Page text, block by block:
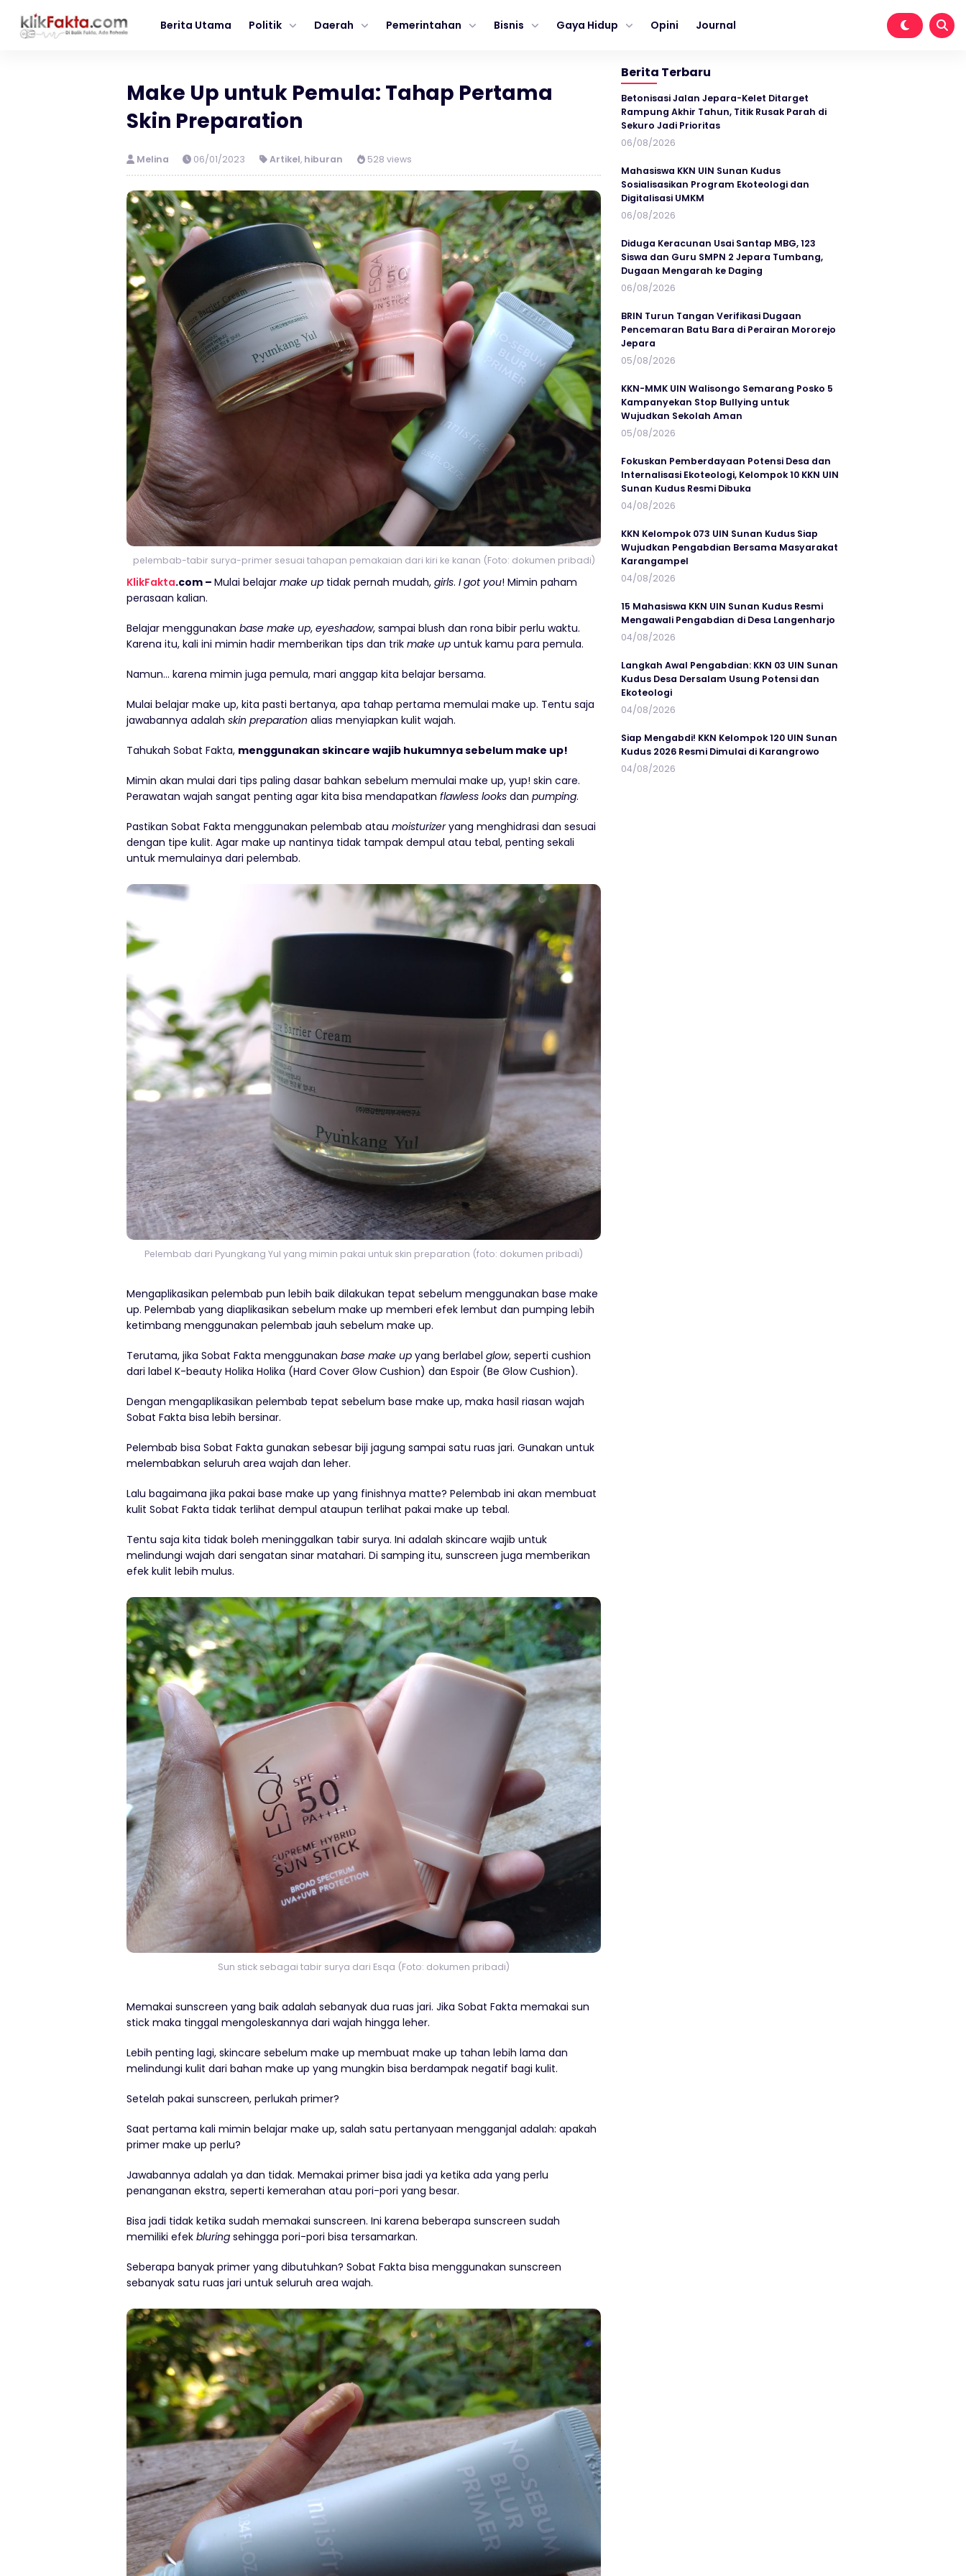
Berita Utama Politik Daerah Pemerintahan Bisnis Gaya Hidup Opini Journal
Make Up untuk Pemula: Tahap Pertama
Skin Preparation
Melina 06/01/2023 Artikel, hiburan 528 views
pelembab-tabir surya-primer sesuai tahapan pemakaian dari kiri ke kanan (Foto: dokumen pribadi)
KlikFakta.com – Mulai belajar make up tidak pernah mudah, girls. I got you! Mimin paham
perasaan kalian.
Belajar menggunakan base make up, eyeshadow, sampai blush dan rona bibir perlu waktu.
Karena itu, kali ini mimin hadir memberikan tips dan trik make up untuk kamu para pemula.
Namun… karena mimin juga pemula, mari anggap kita belajar bersama.
Mulai belajar make up, kita pasti bertanya, apa tahap pertama memulai make up. Tentu saja
jawabannya adalah skin preparation alias menyiapkan kulit wajah.
Tahukah Sobat Fakta, menggunakan skincare wajib hukumnya sebelum make up!
Mimin akan mulai dari tips paling dasar bahkan sebelum memulai make up, yup! skin care.
Perawatan wajah sangat penting agar kita bisa mendapatkan flawless looks dan pumping.
Pastikan Sobat Fakta menggunakan pelembab atau moisturizeryang menghidrasi dan sesuai
dengan tipe kulit. Agar make up nantinya tidak tampak dempul atau tebal, penting sekali
untuk memulainya dari pelembab.
Pelembab dari Pyungkang Yul yang mimin pakai untuk skin preparation (foto: dokumen pribadi)
Mengaplikasikan pelembab pun lebih baik dilakukan tepat sebelum menggunakan base make
up. Pelembab yang diaplikasikan sebelum make up memberi efek lembut dan pumping lebih
ketimbang menggunakan pelembab jauh sebelum make up.
Terutama, jika Sobat Fakta menggunakan base make up yang berlabel glow, seperti cushion
dari label K-beauty Holika Holika (Hard Cover Glow Cushion) dan Espoir (Be Glow Cushion).
Dengan mengaplikasikan pelembab tepat sebelum base make up, maka hasil riasan wajah
Sobat Fakta bisa lebih bersinar.
Pelembab bisa Sobat Fakta gunakan sebesar biji jagung sampai satu ruas jari. Gunakan untuk
melembabkan seluruh area wajah dan leher.
Lalu bagaimana jika pakai base make up yang finishnya matte? Pelembab ini akan membuat
kulit Sobat Fakta tidak terlihat dempul ataupun terlihat pakai make up tebal.
Tentu saja kita tidak boleh meninggalkan tabir surya. Ini adalah skincare wajib untuk
melindungi wajah dari sengatan sinar matahari. Di samping itu, sunscreen juga memberikan
efek kulit lebih mulus.
Sun stick sebagai tabir surya dari Esqa (Foto: dokumen pribadi)
Memakai sunscreen yang baik adalah sebanyak dua ruas jari. Jika Sobat Fakta memakai sun
stick maka tinggal mengoleskannya dari wajah hingga leher.
Lebih penting lagi, skincare sebelum make up membuat make up tahan lebih lama dan
melindungi kulit dari bahan make up yang mungkin bisa berdampak negatif bagi kulit.
Setelah pakai sunscreen, perlukah primer?
Saat pertama kali mimin belajar make up, salah satu pertanyaan mengganjal adalah: apakah
primer make up perlu?
Jawabannya adalah ya dan tidak. Memakai primer bisa jadi ya ketika ada yang perlu
penanganan ekstra, seperti kemerahan atau pori-pori yang besar.
Bisa jadi tidak ketika sudah memakai sunscreen. Ini karena beberapa sunscreen sudah
memiliki efek bluring sehingga pori-pori bisa tersamarkan.
Seberapa banyak primer yang dibutuhkan? Sobat Fakta bisa menggunakan sunscreen
sebanyak satu ruas jari untuk seluruh area wajah.
Berita Terbaru
Betonisasi Jalan Jepara-Kelet Ditarget
Rampung Akhir Tahun, Titik Rusak Parah di
Sekuro Jadi Prioritas
06/08/2026
Mahasiswa KKN UIN Sunan Kudus
Sosialisasikan Program Ekoteologi dan
Digitalisasi UMKM
06/08/2026
Diduga Keracunan Usai Santap MBG, 123
Siswa dan Guru SMPN 2 Jepara Tumbang,
Dugaan Mengarah ke Daging
06/08/2026
BRIN Turun Tangan Verifikasi Dugaan
Pencemaran Batu Bara di Perairan Mororejo
Jepara
05/08/2026
KKN-MMK UIN Walisongo Semarang Posko 5
Kampanyekan Stop Bullying untuk
Wujudkan Sekolah Aman
05/08/2026
Fokuskan Pemberdayaan Potensi Desa dan
Internalisasi Ekoteologi, Kelompok 10 KKN UIN
Sunan Kudus Resmi Dibuka
04/08/2026
KKN Kelompok 073 UIN Sunan Kudus Siap
Wujudkan Pengabdian Bersama Masyarakat
Karangampel
04/08/2026
15 Mahasiswa KKN UIN Sunan Kudus Resmi
Mengawali Pengabdian di Desa Langenharjo
04/08/2026
Langkah Awal Pengabdian: KKN 03 UIN Sunan
Kudus Desa Dersalam Usung Potensi dan
Ekoteologi
04/08/2026
Siap Mengabdi! KKN Kelompok 120 UIN Sunan
Kudus 2026 Resmi Dimulai di Karangrowo
04/08/2026